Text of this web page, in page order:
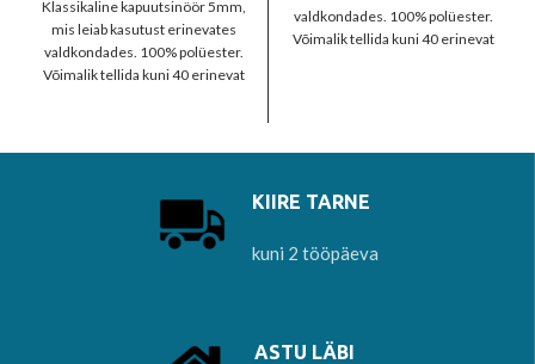
Klassikaline kapuutsinöör 5mm,
mis leiab kasutust erinevates
valdkondades. 100% polüester.
Võimalik tellida kuni 40 erinevat
valdkondades. 100% polüester.
Võimalik tellida kuni 40 erinevat
KIIRE TARNE
kuni 2 tööpäeva
ASTU LÄBI